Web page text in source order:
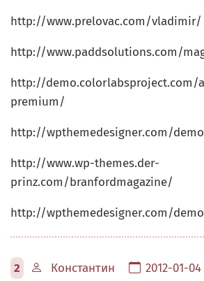
http://www.prelovac.com/vladimir/
http://www.paddsolutions.com/
http://demo.colorlabsproject.com/
premium/
http://wpthemedesigner.com/
http://www.wp-themes.der-
prinz.com/branfordmagazine/
http://wpthemedesigner.com/
2 Константин 2012-01-04